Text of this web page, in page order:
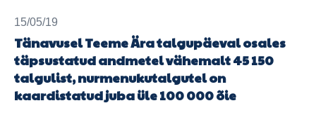
15/05/19
Tänavusel Teeme Ära talgupäeval osales
täpsustatud andmetel vähemalt 45 150
talgulist, nurmenukutalgutel on
kaardistatud juba üle 100 000 õie